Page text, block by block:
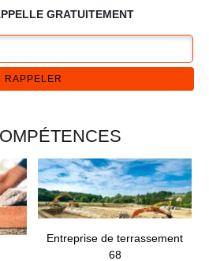
GRATUITEMENT
Entreprise de terrassement
68